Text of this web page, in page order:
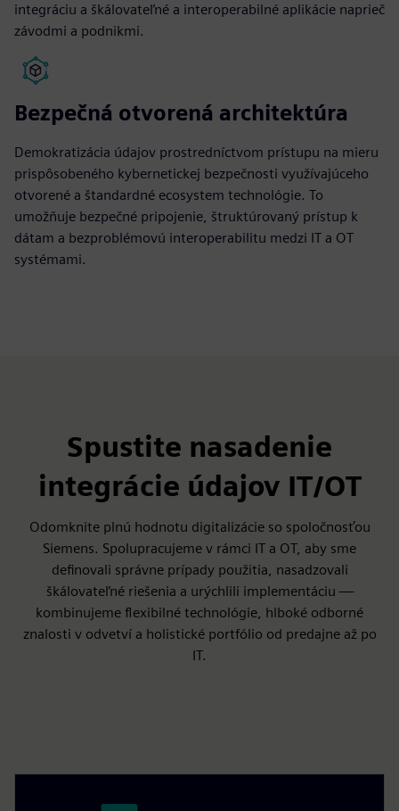
integráciu a škálovateľné a interoperabilné aplikácie naprieč
závodmi a podnikmi.
Bezpečná otvorená architektúra
Demokratizácia údajov prostredníctvom prístupu na mieru
prispôsobeného kybernetickej bezpečnosti využívajúceho
otvorené a štandardné ecosystem technológie. To
umožňuje bezpečné pripojenie, štruktúrovaný prístup k
dátam a bezproblémovú interoperabilitu medzi IT a OT
systémami.
Spustite nasadenie
integrácie údajov IT/OT
Odomknite plnú hodnotu digitalizácie so spoločnosťou
Siemens. Spolupracujeme v rámci IT a OT, aby sme
definovali správne prípady použitia, nasadzovali
škálovateľné riešenia a urýchlili implementáciu —
kombinujeme flexibilné technológie, hlboké odborné
znalosti v odvetví a holistické portfólio od predajne až po
IT.